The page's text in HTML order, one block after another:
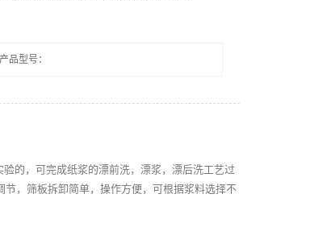
产品型号：
的，可完成纸浆的漂前洗，漂浆，漂后洗工艺过
，筛板拆卸简单，操作方便，可根据浆料选择不